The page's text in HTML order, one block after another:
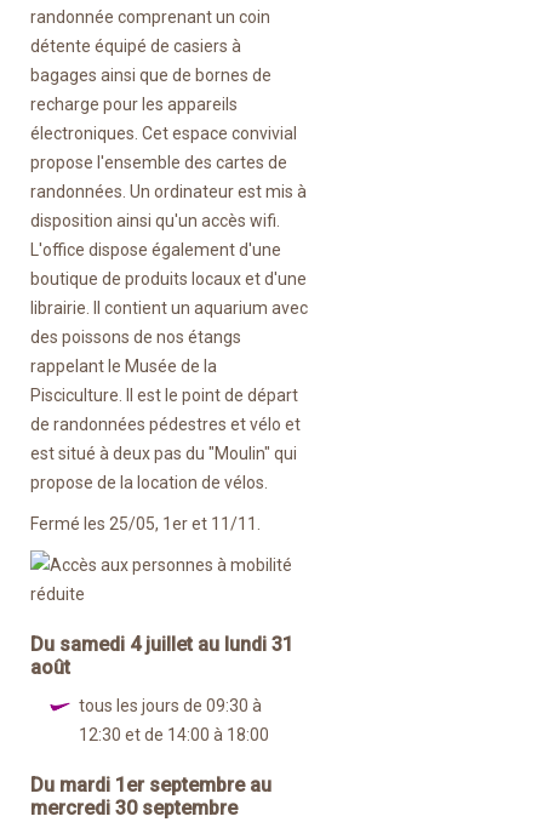
randonnée comprenant un coin
détente équipé de casiers à
bagages ainsi que de bornes de
recharge pour les appareils
électroniques. Cet espace convivial
propose l'ensemble des cartes de
randonnées. Un ordinateur est mis à
disposition ainsi qu'un accès wifi.
L'office dispose également d'une
boutique de produits locaux et d'une
librairie. Il contient un aquarium avec
des poissons de nos étangs
rappelant le Musée de la
Pisciculture. Il est le point de départ
de randonnées pédestres et vélo et
est situé à deux pas du "Moulin" qui
propose de la location de vélos.
Fermé les 25/05, 1er et 11/11.
Du samedi 4 juillet au lundi 31
août
tous les jours de 09:30 à
12:30 et de 14:00 à 18:00
Du mardi 1er septembre au
mercredi 30 septembre